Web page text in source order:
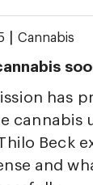
Cannabis
has
cannabis
Beck
and